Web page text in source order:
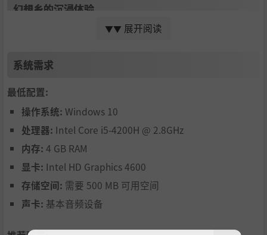
幻想乡的沉浸体验
经营寺子屋并非孤军奋战。广阔的幻想乡生活着众多你所熟
建立羁绊：
通过 对话、
仅温暖人心，更可能在关键时刻为你提供帮助。
互通有无：寺子屋所需的各种教学工具、生活用品乃至
升级所需的关键物品，都需要通过与这些
进行交易购买获得。维系好关系，或许能发现独特的商品
渠道。
感受社区脉动：你的经营活动将切实影响人间之里乃至
▼▼ 展开阅读
系统需求
最低配置:
操作系统: Windows 10
处理器: Intel Core i5-4200H @ 2.8GHz
内存: 4 GB RAM
显卡: Intel HD Graphics 4600
存储空间: 需要 500 MB 可用空间
声卡: 基本音频设备